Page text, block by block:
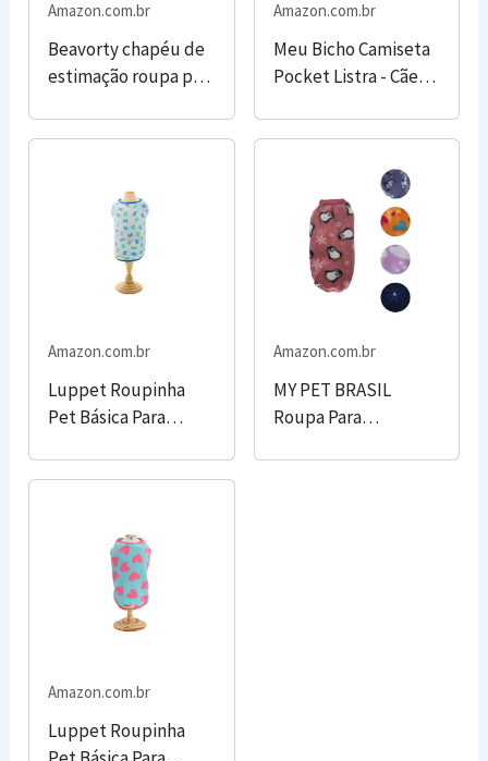
Amazon.com.br
Beavorty chapéu de
estimação roupa pet
chapéu prático para
cães verão chapéu
de cachorro bicho de
estimação...
Amazon.com.br
Meu Bicho Camiseta
Pocket Listra - Cães E
Amazon.com.br
Luppet Roupinha
Pet Básica Para
Amazon.com.br
MY PET BRASIL
Roupa Para
Amazon.com.br
Luppet Roupinha